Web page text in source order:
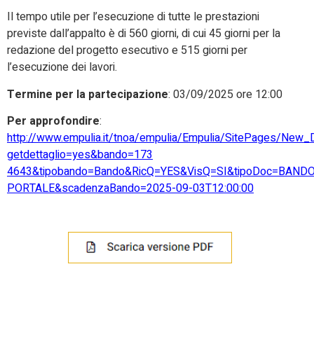
Il tempo utile per l’esecuzione di tutte le prestazioni
previste dall’appalto è di 560 giorni, di cui 45 giorni per la
redazione del progetto esecutivo e 515 giorni per
l’esecuzione dei lavori.
Termine per la partecipazione: 03/09/2025 ore 12:00
Per approfondire:
http://www.empulia.it/tnoa/empulia/Empulia/SitePages/
getdettaglio=yes&bando=173
PORTALE&scadenzaBando=2025-09-03T12:00:00